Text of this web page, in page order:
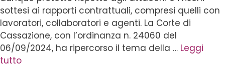
sottesi ai rapporti contrattuali, compresi quelli con
lavoratori, collaboratori e agenti. La Corte di
Cassazione, con l’ordinanza n. 24060 del
06/09/2024, ha ripercorso il tema della … Leggi
tutto